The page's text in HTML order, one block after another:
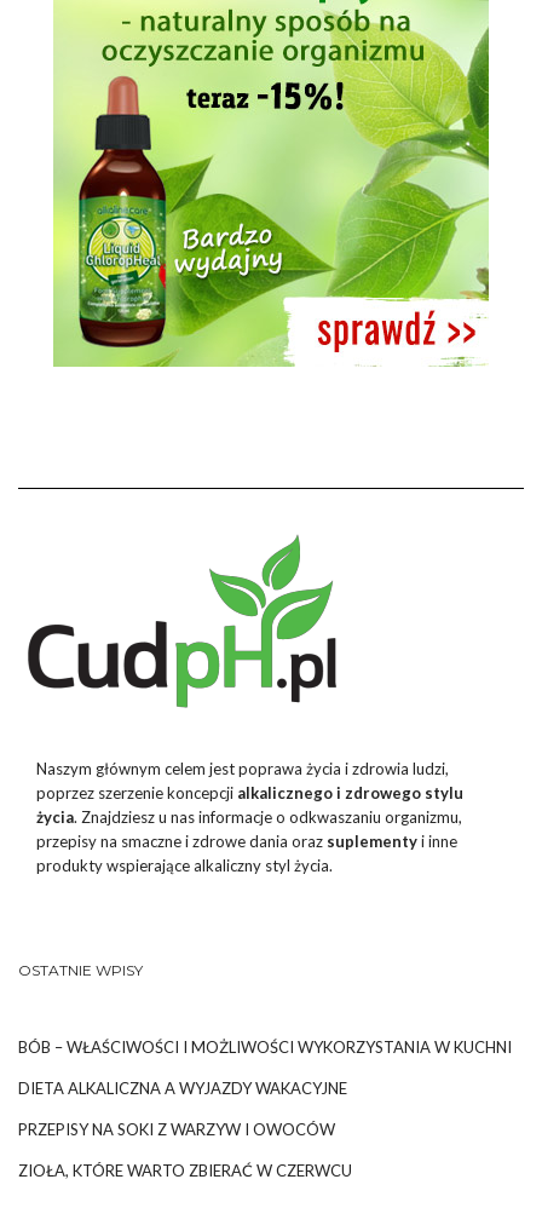
Naszym głównym celem jest poprawa życia i zdrowia ludzi,
poprzez szerzenie koncepcji alkalicznego i zdrowego stylu
życia. Znajdziesz u nas informacje o odkwaszaniu organizmu,
przepisy na smaczne i zdrowe dania oraz suplementyi inne
produkty wspierające alkaliczny styl życia.
OSTATNIE WPISY
BÓB – WŁAŚCIWOŚCI I MOŻLIWOŚCI WYKORZYSTANIA W KUCHNI
DIETA ALKALICZNA A WYJAZDY WAKACYJNE
PRZEPISY NA SOKI Z WARZYW I OWOCÓW
ZIOŁA, KTÓRE WARTO ZBIERAĆ W CZERWCU